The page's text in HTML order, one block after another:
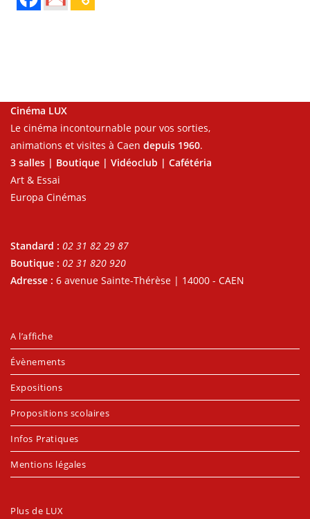
Cinéma LUX
Le cinéma incontournable pour vos sorties,
animations et visites à Caen depuis 1960.
3 salles | Boutique | Vidéoclub | Cafétéria
Art & Essai
Europa Cinémas
Standard : 02 31 82 29 87
Boutique : 02 31 820 920
Adresse : 6 avenue Sainte-Thérèse | 14000 - CAEN
A l’affiche
Évènements
Expositions
Propositions scolaires
Infos Pratiques
Mentions légales
Plus de LUX